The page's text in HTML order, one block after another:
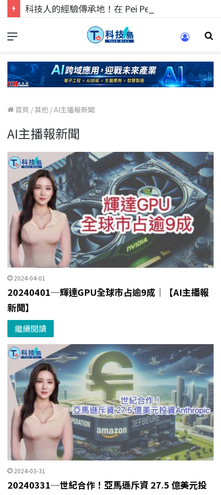
首頁 /其他 /AI主播報新聞
AI主播報新聞
2024-04-01
20240401─輝達GPU全球市占逾9成｜【AI主播報
新聞】
繼續閱讀
2024-03-31
20240331─世紀合作！亞馬遜斥資 27.5 億美元投